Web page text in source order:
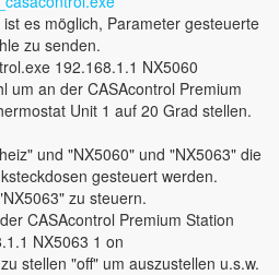
es möglich, Parameter gesteuerte
zu senden.
192.168.1.1 NX5060
um an der CASAcontrol Premium
Unit 1 auf 20 Grad stellen.
und "NX5060" und "NX5063" die
gesteuert werden.
zu steuern.
CASAcontrol Premium Station
NX5063 1 on
stellen "off" um auszustellen u.s.w.